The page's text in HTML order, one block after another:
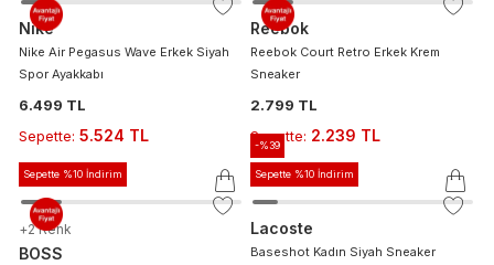
Nike
Nike Air Pegasus Wave Erkek Siyah
Spor Ayakkabı
6.499 TL
Sepette: 5.524 TL
Reebok
Reebok Court Retro Erkek Krem
Sneaker
2.799 TL
Sepette: 2.239 TL
Sepette %10 İndirim
+2 Renk
BOSS
-%39
Sepette %10 İndirim
Lacoste
Baseshot Kadın Siyah Sneaker